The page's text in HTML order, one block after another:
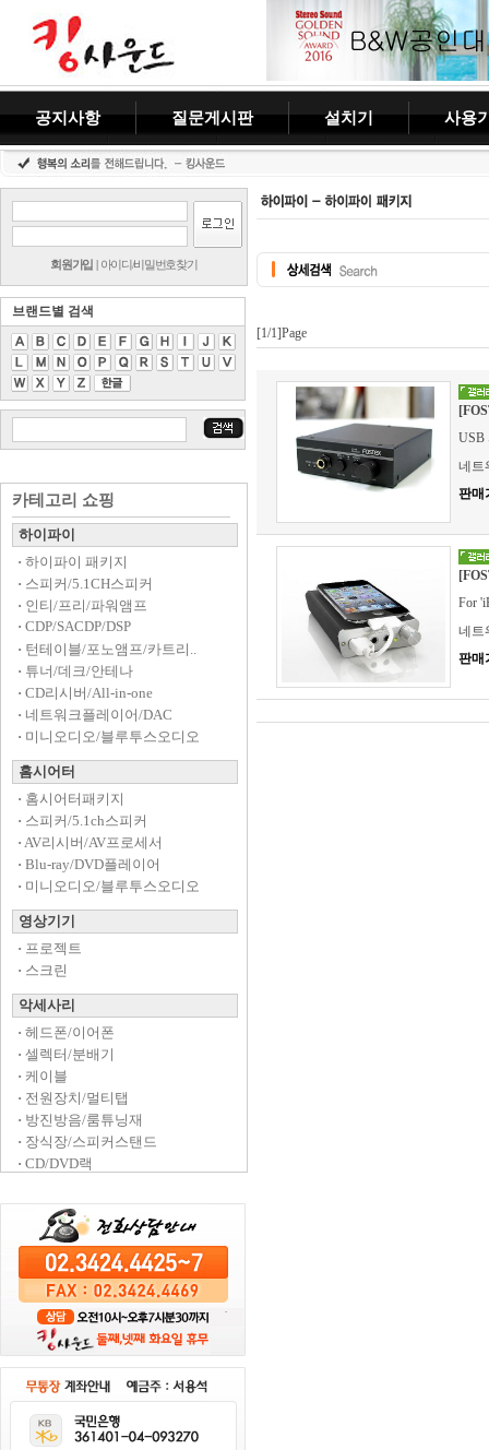
공지사항 질문게시판 설치기 사용
회원가입 | 아이디/비밀번호찾기
브랜드별 검색
카테고리 쇼핑
하이파이
· 하이파이 패키지
· 스피커/5.1CH스피커
· 인티/프리/파워앰프
· CDP/SACDP/DSP
· 턴테이블/포노앰프/카트리..
· 튜너/데크/안테나
· CD리시버/All-in-one
· 네트워크플레이어/DAC
· 미니오디오/블루투스오디오
홈시어터
· 홈시어터패키지
· 스피커/5.1ch스피커
· AV리시버/AV프로세서
· Blu-ray/DVD플레이어
· 미니오디오/블루투스오디오
영상기기
· 프로젝트
· 스크린
악세사리
· 헤드폰/이어폰
· 셀렉터/분배기
· 케이블
· 전원장치/멀티탭
· 방진방음/룸튜닝재
· 장식장/스피커스탠드
· CD/DVD랙
[1/1]Page
USB
네트
판매
For
네트
판매